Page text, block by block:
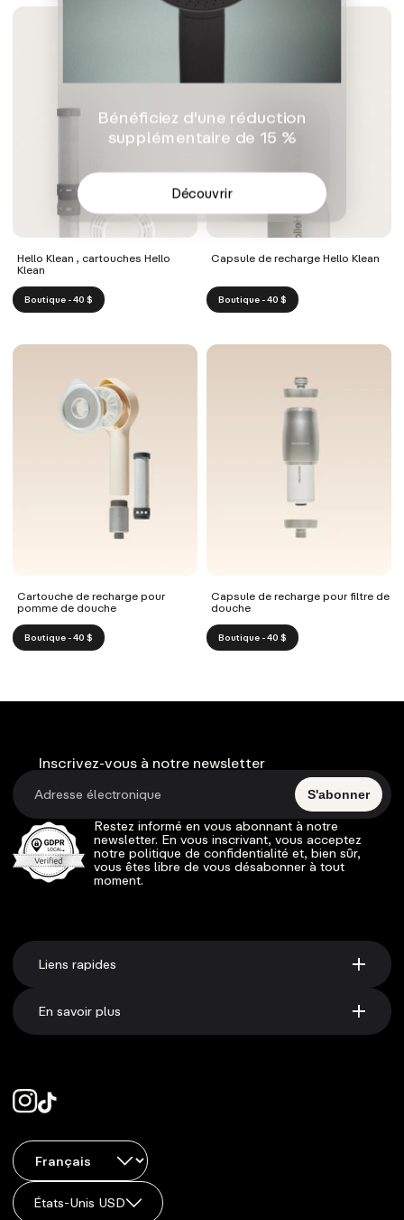
Hello Klean , cartouches Hello
Klean
Boutique - 40 $
Capsule de recharge Hello Klean
Boutique - 40 $
Cartouche de recharge pour
pomme de douche
Boutique - 40 $
Capsule de recharge pour filtre de
douche
Boutique - 40 $
Inscrivez-vous à notre newsletter
S'abonner
Restez informé en vous abonnant à notre
newsletter. En vous inscrivant, vous acceptez
notre politique de confidentialité et, bien sûr,
vous êtes libre de vous désabonner à tout
moment.
Liens rapides
En savoir plus
États-Unis USD
Bénéficiez d'une réduction
supplémentaire de 15 %
Découvrir